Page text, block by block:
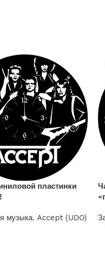
пластинки
музыка, Accept (UDO)